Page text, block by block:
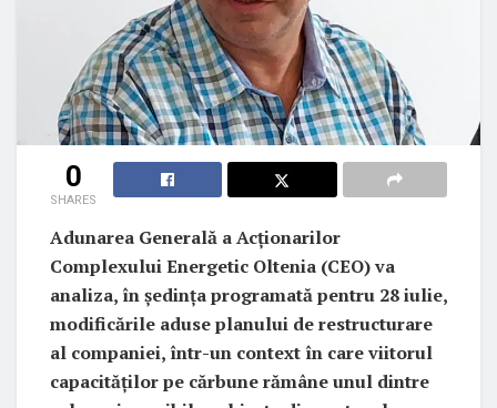
0
SHARES
Adunarea Generală a Acționarilor
Complexului Energetic Oltenia (CEO) va
analiza, în ședința programată pentru 28 iulie,
modificările aduse planului de restructurare
al companiei, într-un context în care viitorul
capacităților pe cărbune rămâne unul dintre